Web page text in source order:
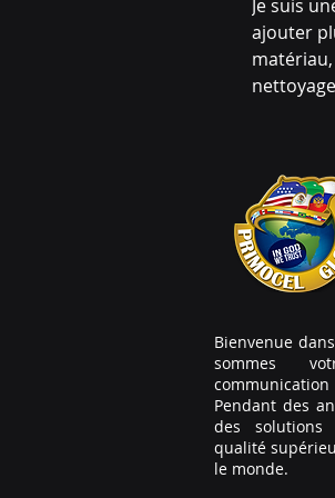
Je suis
ajouter
Bienvenue
sommes
Pendant des
des solutions
qualité
le monde.